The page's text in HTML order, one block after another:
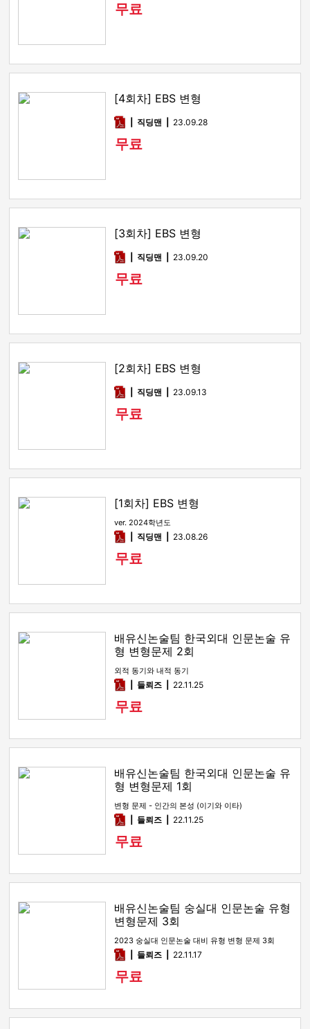
무료
[4회차] EBS 변형
pdf직딩맨 23.09.28
무료
[3회차] EBS 변형
pdf직딩맨 23.09.20
무료
[2회차] EBS 변형
pdf직딩맨 23.09.13
무료
[1회차] EBS 변형
ver. 2024학년도
pdf직딩맨 23.08.26
무료
배유신논술팀 한국외대 인문논술 유
형 변형문제 2회
외적 동기와 내적 동기
pdf들뢰즈 22.11.25
무료
배유신논술팀 한국외대 인문논술 유
형 변형문제 1회
변형 문제 - 인간의 본성 (이기와 이타)
pdf들뢰즈 22.11.25
무료
배유신논술팀 숭실대 인문논술 유형
변형문제 3회
2023 숭실대 인문논술 대비 유형 변형 문제 3회
pdf들뢰즈 22.11.17
무료